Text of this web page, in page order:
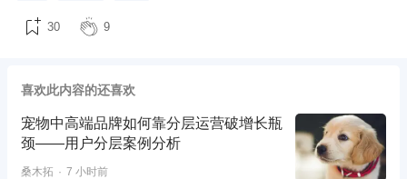
30 9
喜欢此内容的还喜欢
宠物中高端品牌如何靠分层运营破增长瓶
颈——用户分层案例分析
桑木拓 7 小时前